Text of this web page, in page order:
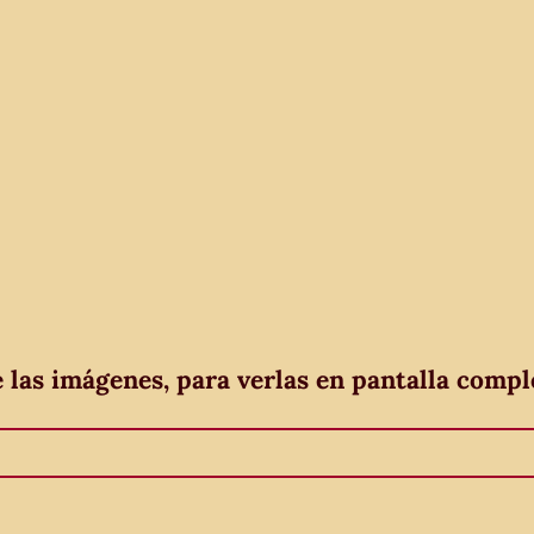
imágenes, para verlas en pantalla